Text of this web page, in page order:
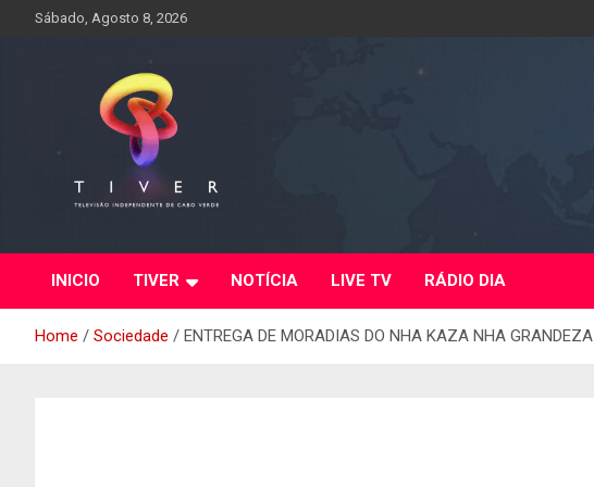
Sábado, Agosto 8, 2026
INICIO TIVER NOTÍCIA LIVE TV RÁDIO DIA
Home Sociedade ENTREGA DE MORADIAS DO NHA KAZA NHA GRANDEZA